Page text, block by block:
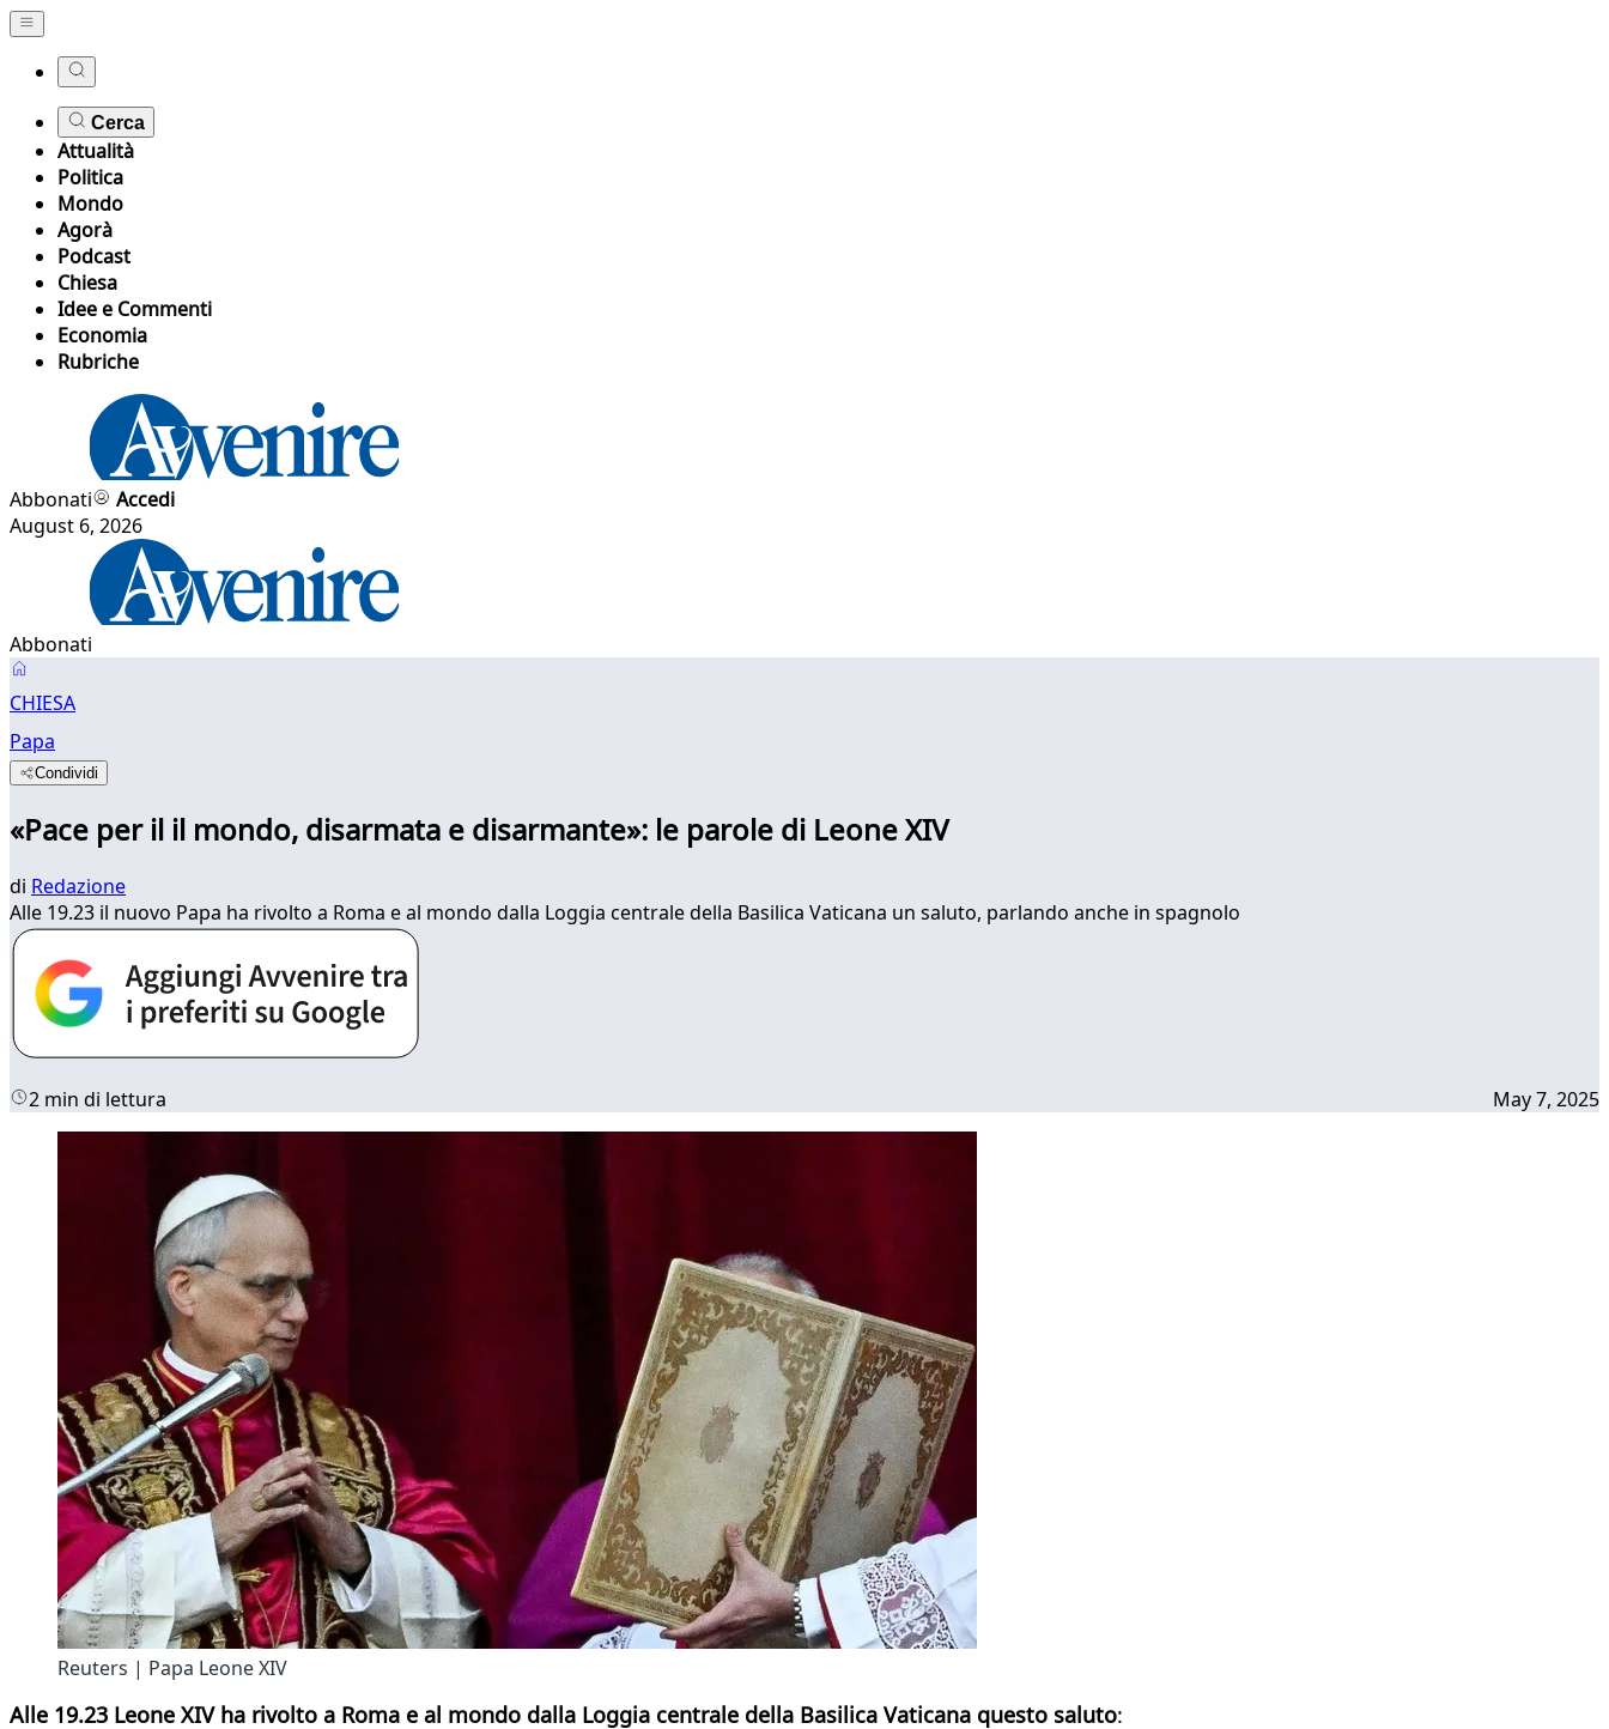
Cerca
Attualità
Politica
Mondo
Agorà
Podcast
Chiesa
Idee e Commenti
Economia
Rubriche
Abbonati
Accedi
August 6, 2026
Abbonati
CHIESA
Papa
Condividi
«Pace per il il mondo, disarmata e disarmante»: le parole di Leone XIV
di Redazione
Alle 19.23 il nuovo Papa ha rivolto a Roma e al mondo dalla Loggia centrale della Basilica Vaticana un saluto, parlando anche in spagnolo
2 min di lettura May 7, 2025
Reuters | Papa Leone XIV
Alle 19.23 Leone XIV ha rivolto a Roma e al mondo dalla Loggia centrale della Basilica Vaticana questo saluto: